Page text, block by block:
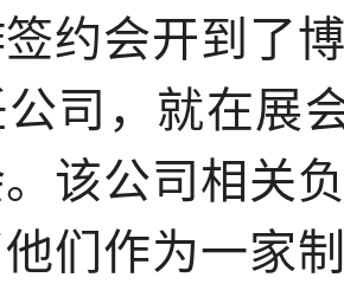
约会开到了
司，就在展
该公司相关
们作为一家